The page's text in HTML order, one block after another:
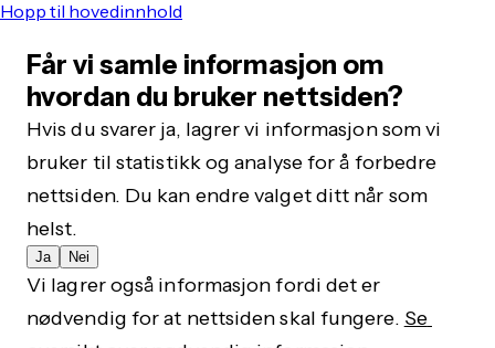
Hopp til hovedinnhold
Får vi samle informasjon om
hvordan du bruker nettsiden?
Hvis du svarer ja, lagrer vi informasjon som vi
bruker til statistikk og analyse for å forbedre
nettsiden. Du kan endre valget ditt når som
helst.
Ja Nei
Vi lagrer også informasjon fordi det er
nødvendig for at nettsiden skal fungere. Se